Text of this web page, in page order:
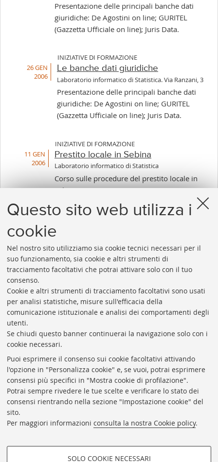
Questo sito web utilizza i
cookie
Nel nostro sito utilizziamo sia cookie tecnici necessari per il
suo funzionamento, sia cookie e altri strumenti di
tracciamento facoltativi che potrai attivare solo con il tuo
consenso.
Cookie e altri strumenti di tracciamento facoltativi sono usati
per analisi statistiche, misure sull'efficacia della
comunicazione istituzionale e analisi dei comportamenti degli
utenti.
Se chiudi questo banner continuerai la navigazione solo con i
cookie necessari.
Puoi esprimere il consenso sui cookie facoltativi attivando
l'opzione in "Personalizza cookie" e, se vuoi, potrai esprimere
consensi più specifici in "Mostra cookie di profilazione".
Potrai sempre rivedere le tue scelte e verificare lo stato dei
consensi rientrando nella sezione "Impostazione cookie" del
sito.
Per maggiori informazioni consulta la nostra Cookie policy.
SOLO COOKIE NECESSARI
Presentazione delle principali banche dati
giuridiche: De Agostini on line; GURITEL
(Gazzetta Ufficiale on line); Juris Data.
INIZIATIVE DI FORMAZIONE
26 GEN
2006
Le banche dati giuridiche
Laboratorio informatico di Statistica. Via Ranzani, 3
Presentazione delle principali banche dati
giuridiche: De Agostini on line; GURITEL
(Gazzetta Ufficiale on line); Juris Data.
INIZIATIVE DI FORMAZIONE
11 GEN
2006
Prestito locale in Sebina
Laboratorio informatico di Statistica
Corso sulle procedure del prestito locale in
Sebina.
«
Precedenti
12
Rubrica di Ateneo
Rss
Statistiche
Biblioteche di Ateneo
Sale studio
Carta dei servizi
Proxy
Help Desk